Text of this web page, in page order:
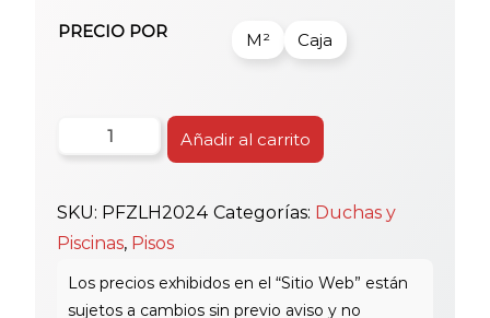
PRECIO POR M² Caja
Ducha
Fz
Wp
Lh2024
cantidad
Añadir al carrito
SKU: PFZLH2024 Categorías: Duchas y
Piscinas, Pisos